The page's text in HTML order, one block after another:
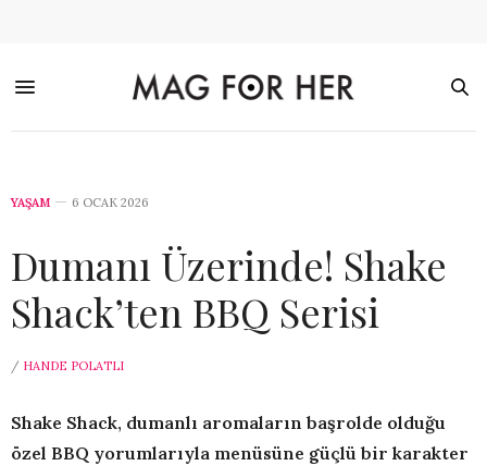
YAŞAM 6 OCAK 2026
Dumanı Üzerinde! Shake
Shack’ten BBQ Serisi
/ HANDE POLATLI
Shake Shack, dumanlı aromaların başrolde olduğu
özel BBQ yorumlarıyla menüsüne güçlü bir karakter